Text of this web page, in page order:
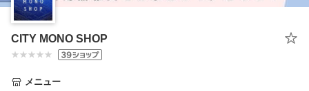
CITY MONO SHOP
メニュー